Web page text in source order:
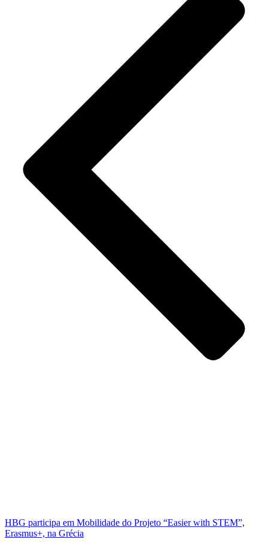
HBG participa em Mobilidade do Projeto “Easier with STEM”,
Erasmus+, na Grécia